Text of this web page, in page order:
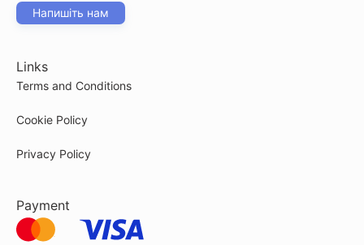
Напишіть нам
Links
Terms and Conditions
Cookie Policy
Privacy Policy
Payment